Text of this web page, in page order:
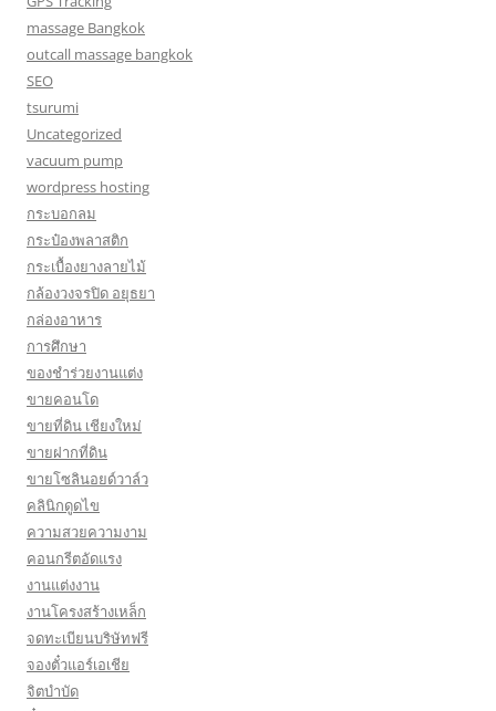
massage Bangkok
outcall massage bangkok
SEO
tsurumi
Uncategorized
vacuum pump
wordpress hosting
กระบอกลม
กระป๋องพลาสติก
กระเบื้องยางลายไม้
กล้องวงจรปิด อยุธยา
กล่องอาหาร
การศึกษา
ของชำร่วยงานแต่ง
ขายคอนโด
ขายที่ดิน เชียงใหม่
ขายฝากที่ดิน
ขายโซลินอยด์วาล์ว
คลินิกดูดไข
ความสวยความงาม
คอนกรีตอัดแรง
งานแต่งงาน
งานโครงสร้างเหล็ก
จดทะเบียนบริษัทฟรี
จองตั๋วแอร์เอเชีย
จิตบำบัด